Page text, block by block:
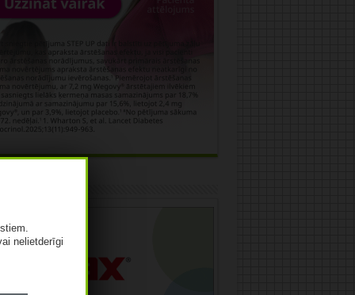
nelietderīgi